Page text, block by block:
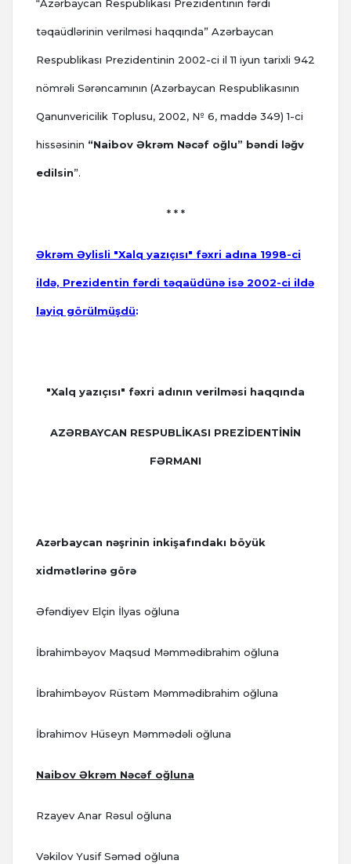
“Azərbaycan Respublikası Prezidentinin fərdi
təqaüdlərinin verilməsi haqqında” Azərbaycan
Respublikası Prezidentinin 2002-ci il 11 iyun tarixli 942
nömrəli Sərəncamının (Azərbaycan Respublikasının
Qanunvericilik Toplusu, 2002, № 6, maddə 349) 1-ci
hissəsinin “Naibov Əkrəm Nəcəf oğlu” bəndi ləğv
edilsin”.
* * *
Əkrəm Əylisli "Xalq yazıçısı" fəxri adına 1998-ci
ildə, Prezidentin fərdi təqaüdünə isə 2002-ci ildə
layiq görülmüşdü:
"Xalq yazıçısı" fəxri adının verilməsi haqqında
AZƏRBAYCAN RESPUBLİKASI PREZİDENTİNİN
FƏRMANI
Azərbaycan nəşrinin inkişafındakı böyük
xidmətlərinə görə
Əfəndiyev Elçin İlyas oğluna
İbrahimbəyov Maqsud Məmmədibrahim oğluna
İbrahimbəyov Rüstəm Məmmədibrahim oğluna
İbrahimov Hüseyn Məmmədəli oğluna
Naibov Əkrəm Nəcəf oğluna
Rzayev Anar Rəsul oğluna
Vəkilov Yusif Səməd oğluna